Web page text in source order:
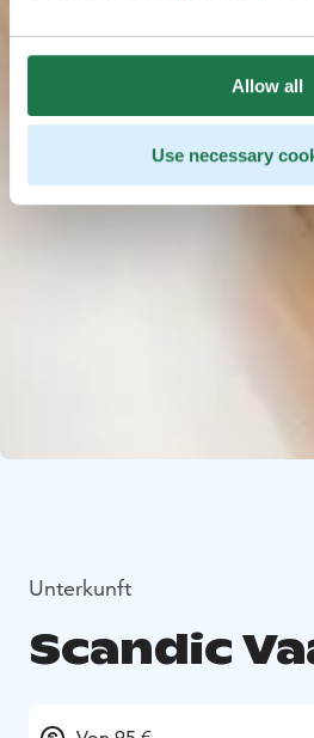
Allow all
Use necessary
Unterkunft
Scandic